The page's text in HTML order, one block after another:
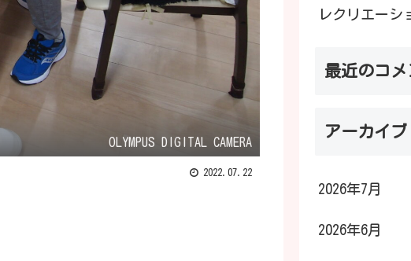
OLYMPUS DIGITAL CAMERA
2022.07.22
レクリエーシ
最近のコメ
アーカイブ
2026年7月
2026年6月